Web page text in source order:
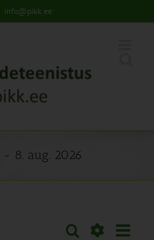
info@pikk.ee
- 8. aug. 2026
Otsi